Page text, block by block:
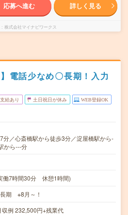
応募へ進む 詳しく見る
株式会社マイナビワークス
電話少なめ〇長期！入力
給あり 土日祝日が休み WEB登録OK
分／心斎橋駅から徒歩3分／淀屋橋駅から-
から---分
働7時間30分 休憩1時間)
長期 ※8月～！
例 232,500円+残業代